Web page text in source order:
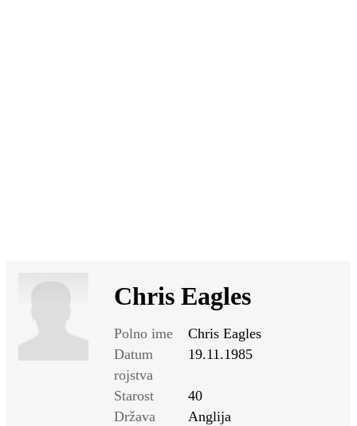
Chris Eagles
Polno ime
Chris Eagles
Datum
rojstva
19.11.1985
Starost
40
Država
Anglija